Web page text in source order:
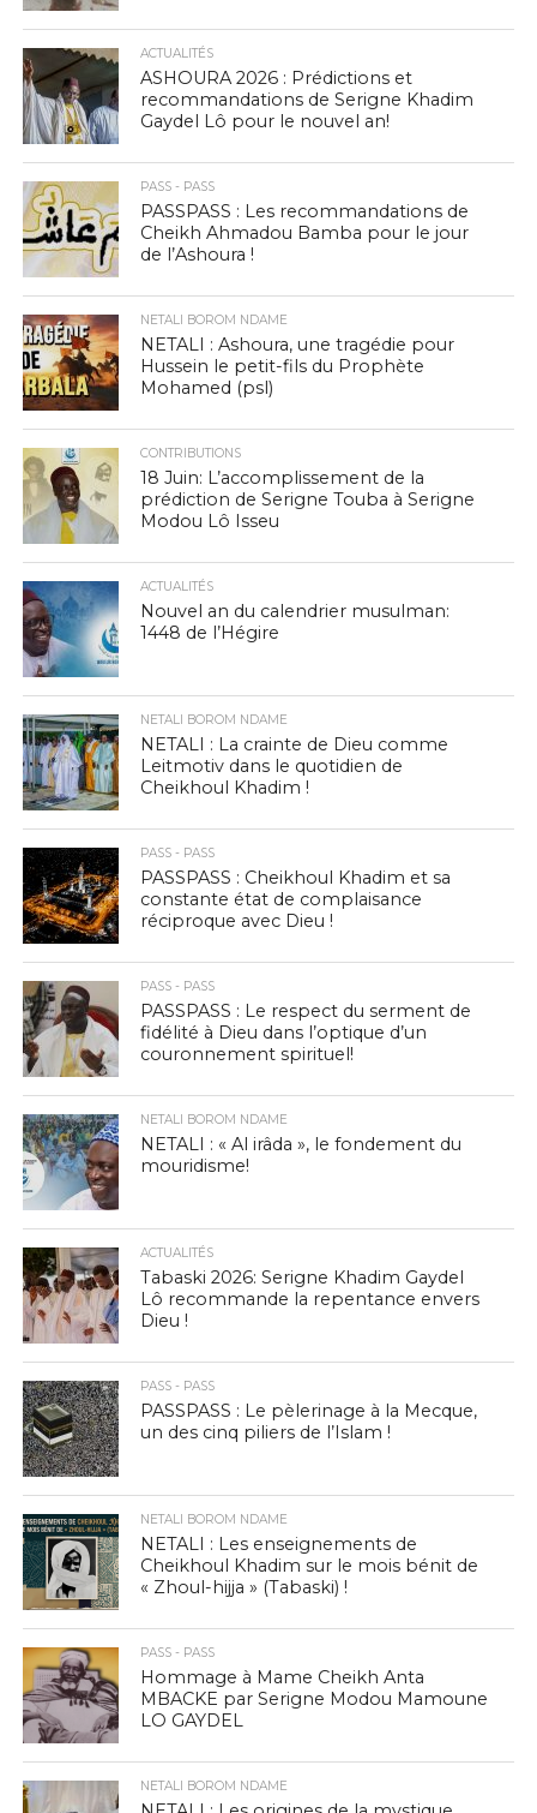
ACTUALITÉS
ASHOURA 2026 : Prédictions et
recommandations de Serigne Khadim
Gaydel Lô pour le nouvel an!
PASS - PASS
PASSPASS : Les recommandations de
Cheikh Ahmadou Bamba pour le jour
de l’Ashoura !
NETALI BOROM NDAME
NETALI : Ashoura, une tragédie pour
Hussein le petit-fils du Prophète
Mohamed (psl)
CONTRIBUTIONS
18 Juin: L’accomplissement de la
prédiction de Serigne Touba à Serigne
Modou Lô Isseu
ACTUALITÉS
Nouvel an du calendrier musulman:
1448 de l’Hégire
NETALI BOROM NDAME
NETALI : La crainte de Dieu comme
Leitmotiv dans le quotidien de
Cheikhoul Khadim !
PASS - PASS
PASSPASS : Cheikhoul Khadim et sa
constante état de complaisance
réciproque avec Dieu !
PASS - PASS
PASSPASS : Le respect du serment de
fidélité à Dieu dans l’optique d’un
couronnement spirituel!
NETALI BOROM NDAME
NETALI : « Al irâda », le fondement du
mouridisme!
ACTUALITÉS
Tabaski 2026: Serigne Khadim Gaydel
Lô recommande la repentance envers
Dieu !
PASS - PASS
PASSPASS : Le pèlerinage à la Mecque,
un des cinq piliers de l’Islam !
NETALI BOROM NDAME
NETALI : Les enseignements de
Cheikhoul Khadim sur le mois bénit de
« Zhoul-hijja » (Tabaski) !
PASS - PASS
Hommage à Mame Cheikh Anta
MBACKE par Serigne Modou Mamoune
LO GAYDEL
NETALI BOROM NDAME